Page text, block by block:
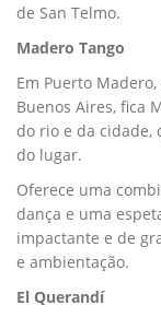
de San Telmo.
Madero Tango
Em Puerto
Buenos Aires, fica
do rio e da cidade,
do lugar.
Oferece uma
dança e uma
impactante e de
e ambientação.
El Querandí